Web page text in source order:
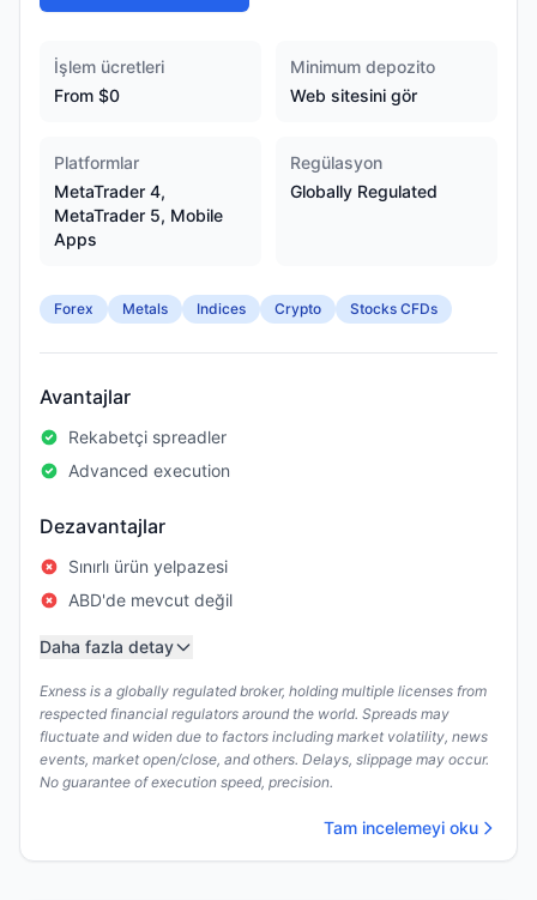
İşlem ücretleri
From $0
Minimum depozito
Web sitesini gör
Platformlar
MetaTrader 4,
MetaTrader 5, Mobile
Apps
Regülasyon
Globally Regulated
Forex Metals Indices Crypto Stocks CFDs
Avantajlar
Rekabetçi spreadler
Advanced execution
Dezavantajlar
Sınırlı ürün yelpazesi
ABD'de mevcut değil
Daha fazla detay
Exness is a globally regulated broker, holding multiple licenses from
respected financial regulators around the world. Spreads may
fluctuate and widen due to factors including market volatility, news
events, market open/close, and others. Delays, slippage may occur.
No guarantee of execution speed, precision.
Tam incelemeyi oku